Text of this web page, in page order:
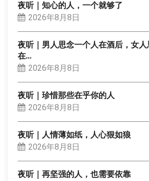
夜听｜知心的人，一个就够了
2026年8月8日
夜听｜男人思念一个人在酒后，女
在…
2026年8月8日
夜听｜珍惜那些在乎你的人
2026年8月8日
夜听｜人情薄如纸，人心狠如狼
2026年8月8日
夜听｜再坚强的人，也需要依靠